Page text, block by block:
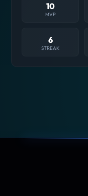
10
MVP
6
STREAK